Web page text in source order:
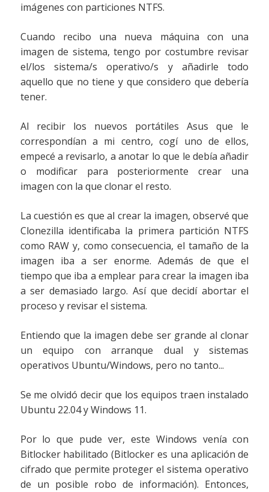
imágenes con particiones NTFS.
Cuando recibo una nueva máquina con una
imagen de sistema, tengo por costumbre revisar
el/los sistema/s operativo/s y añadirle todo
aquello que no tiene y que considero que debería
tener.
Al recibir los nuevos portátiles Asus que le
correspondían a mi centro, cogí uno de ellos,
empecé a revisarlo, a anotar lo que le debía añadir
o modificar para posteriormente crear una
imagen con la que clonar el resto.
La cuestión es que al crear la imagen, observé que
Clonezilla identificaba la primera partición NTFS
como RAW y, como consecuencia, el tamaño de la
imagen iba a ser enorme. Además de que el
tiempo que iba a emplear para crear la imagen iba
a ser demasiado largo. Así que decidí abortar el
proceso y revisar el sistema.
Entiendo que la imagen debe ser grande al clonar
un equipo con arranque dual y sistemas
operativos Ubuntu/Windows, pero no tanto...
Se me olvidó decir que los equipos traen instalado
Ubuntu 22.04 y Windows 11.
Por lo que pude ver, este Windows venía con
Bitlocker habilitado (Bitlocker es una aplicación de
cifrado que permite proteger el sistema operativo
de un posible robo de información). Entonces,